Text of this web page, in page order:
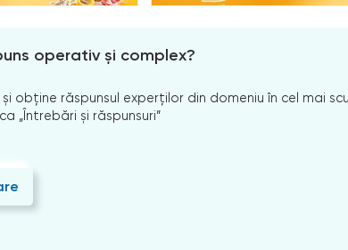
operativ și complex?
obține răspunsul experților din domeniu în cel mai
„Întrebări și răspunsuri”